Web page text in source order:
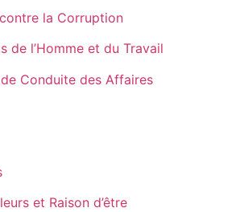
la Corruption
de l’Homme et du Travail
Conduite des Affaires
et Raison d’être